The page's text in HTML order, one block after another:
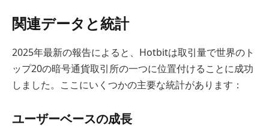
関連データと統計
2025年最新の報告によると、Hotbitは取引量で世界のト
ップ20の暗号通貨取引所の一つに位置付けることに成功
しました。ここにいくつかの主要な統計があります：
ユーザーベースの成長